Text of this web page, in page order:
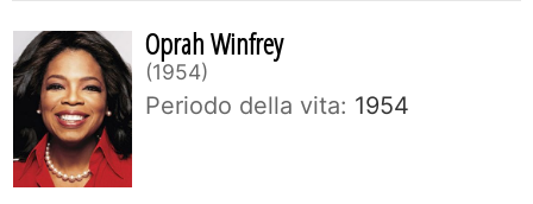
Oprah Winfrey
1954
Periodo della vita: 1954